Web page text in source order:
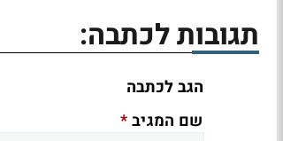
תגובות לכתבה:
הגב לכתבה
שם המגיב*